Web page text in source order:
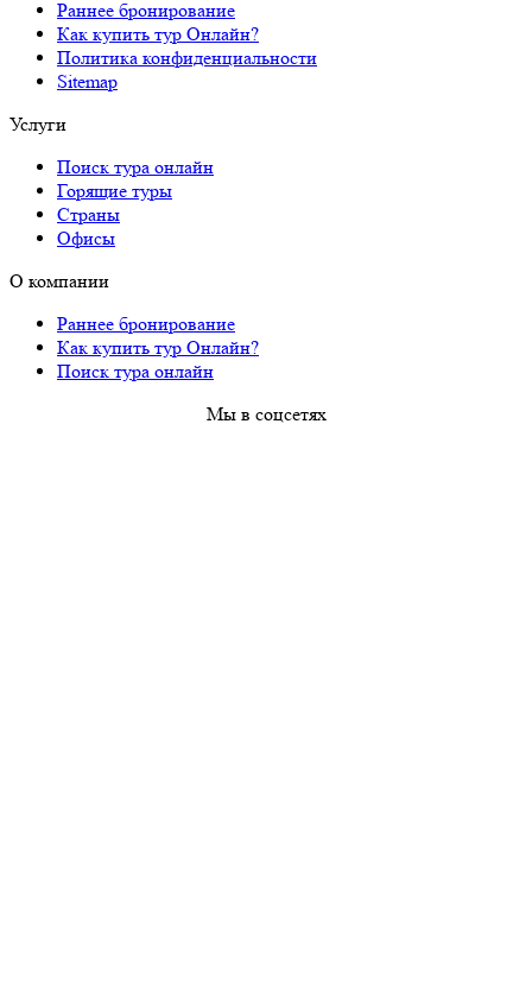
Раннее бронирование
Как купить тур Онлайн?
Политика конфиденциальности
Sitemap
Услуги
Поиск тура онлайн
Горящие туры
Страны
Офисы
О компании
Раннее бронирование
Как купить тур Онлайн?
Поиск тура онлайн
Мы в соцсетях